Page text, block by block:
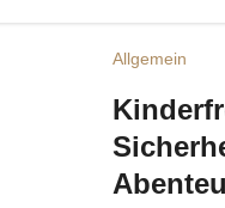
Allgemein